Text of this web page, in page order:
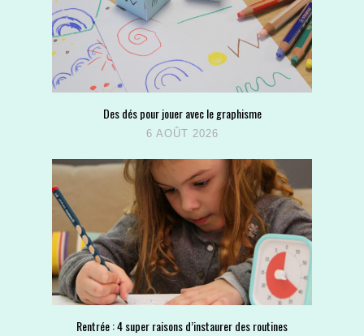
Des dés pour jouer avec le graphisme
6 AOÛT 2026
Rentrée : 4 super raisons d’instaurer des routines